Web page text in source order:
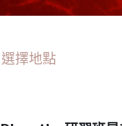
選擇地點